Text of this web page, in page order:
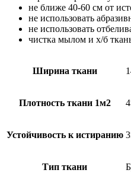
не ближе 40-60 см от
не использовать
не использовать
чистка мылом и х/б
Ширина ткани
Плотность ткани 1м2
Устойчивость к истиранию
Тип ткани